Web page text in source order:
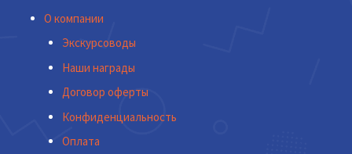
О компании
Экскурсоводы
Наши награды
Договор оферты
Конфиденциальность
Оплата